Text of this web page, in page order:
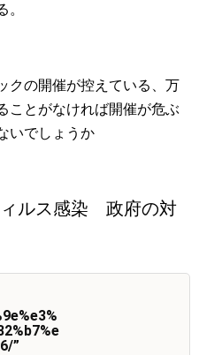
クの開催が控えている、万
ことがなければ開催が危ぶ
いでしょうか
ルス感染 政府の対
”